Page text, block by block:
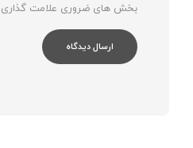
بخش های ضروری علامت گذاری